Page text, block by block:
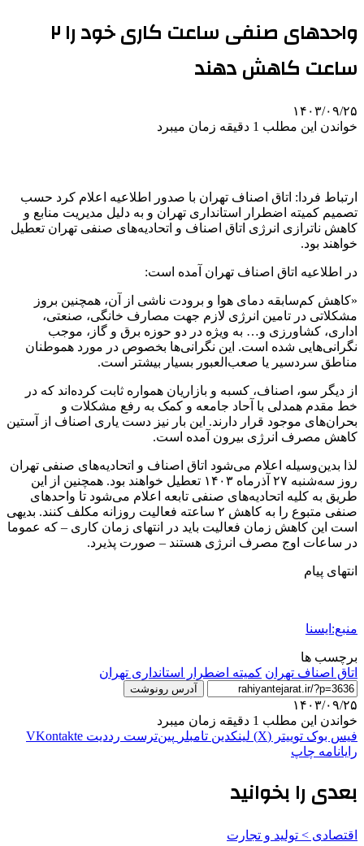
واحدهای صنفی ساعت کاری خود را ۲
ساعت کاهش دهند
۱۴۰۳/۰۹/۲۵
خواندن این مطلب 1 دقیقه زمان میبرد
ارتباط فردا: اتاق اصناف تهران با صدور اطلاعیه اعلام کرد حسب
تصمیم کمیته اضطرار استانداری تهران و به دلیل مدیریت منابع و
کاهش ناترازی انرژی اتاق اصناف و اتحادیه‌های صنفی تهران تعطیل
خواهند بود.
در اطلاعیه اتاق اصناف تهران آمده است:
«کاهش کم‌سابقه دمای هوا و برودت ناشی از آن، همچنین بروز
مشکلاتی در تامین انرژی لازم جهت مصارف خانگی، صنعتی،
اداری، کشاورزی و… به ویژه در دو حوزه برق و گاز، موجب
نگرانی‌هایی شده است. این نگرانی‌ها بخصوص در مورد هموطنان
مناطق سردسیر یا صعب‌العبور بسیار بیشتر است.
از دیگر سو، اصناف، کسبه و بازاریان همواره ثابت کرده‌اند که در
خط مقدم همدلی با آحاد جامعه و کمک به رفع مشکلات و
بحران‌های موجود قرار دارند. این بار نیز دست یاری اصناف از آستین
کاهش مصرف انرژی بیرون آمده است.
لذا بدین‌وسیله اعلام می‌شود اتاق اصناف و اتحادیه‌های صنفی تهران
روز سه‌شنبه ۲۷ آذرماه ۱۴۰۳ تعطیل خواهند بود. همچنین از این
طریق به کلیه اتحادیه‌های صنفی تابعه اعلام می‌شود تا واحدهای
صنفی متبوع را به کاهش ۲ ساعته فعالیت روزانه مکلف کنند. بدیهی
است این کاهش زمان فعالیت باید در انتهای زمان کاری – که عموما
در ساعات اوج مصرف انرژی هستند – صورت پذیرد.
انتهای پیام
منبع:ایسنا
برچسب ها
اتاق اصناف تهران کمیته اضطرار استانداری تهران
آدرس رونوشت
۱۴۰۳/۰۹/۲۵
خواندن این مطلب 1 دقیقه زمان میبرد
فیس بوک توییتر (X) لینکدین ‫تامبلر ‫پین‌ترست ‫رددیت ‫VKontakte
رایانامه چاپ
بعدی را بخوانید
اقتصادی > تولید و تجارت